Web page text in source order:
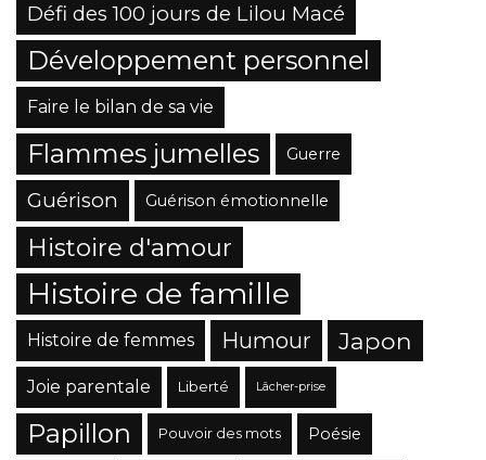
Défi des 100 jours de Lilou Macé
Développement personnel
Faire le bilan de sa vie
Flammes jumelles Guerre
Guérison Guérison émotionnelle
Histoire d'amour
Histoire de famille
Histoire de femmes Humour Japon
Joie parentale Liberté Lâcher-prise
Papillon Pouvoir des mots Poésie